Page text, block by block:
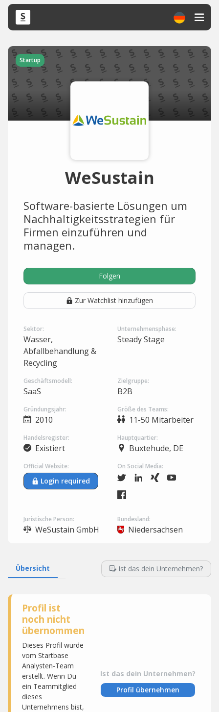
Startup
WeSustain
Software-basierte Lösungen um
Nachhaltigkeitsstrategien für
Firmen einzuführen und
managen.
Folgen
Zur Watchlist hinzufügen
Sektor:
Wasser,
Abfallbehandlung &
Recycling
Unternehmensphase:
Steady Stage
Geschäftsmodell:
SaaS
Zielgruppe:
B2B
Gründungsjahr:
2010
Größe des Teams:
11-50 Mitarbeiter
Handelsregister:
Existiert
Hauptquartier:
Buxtehude, DE
Official Website:
Login required
On Social Media:
Juristische Person:
WeSustain GmbH
Bundesland:
Niedersachsen
Übersicht Ist das dein Unternehmen?
Profil ist
noch nicht
übernommen
Dieses Profil wurde
vom Startbase
Analysten-Team
erstellt. Wenn Du
ein Teammitglied
dieses
Unternehmens bist,
Ist das dein Unternehmen?
Profil übernehmen